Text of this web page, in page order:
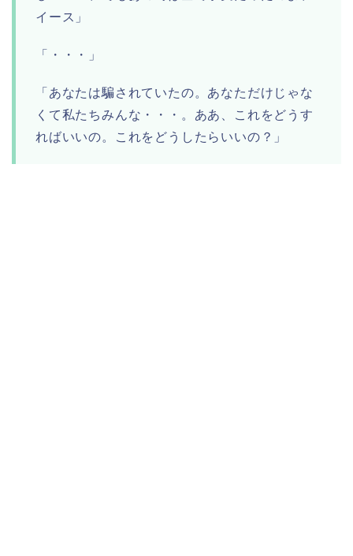
イース」
「・・・」
「あなたは騙されていたの。あなただけじゃな
くて私たちみんな・・・。ああ、これをどうす
ればいいの。これをどうしたらいいの？」